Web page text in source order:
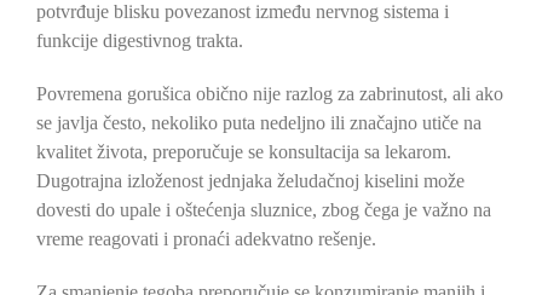
potvrđuje blisku povezanost između nervnog sistema i
funkcije digestivnog trakta.
Povremena gorušica obično nije razlog za zabrinutost, ali ako
se javlja često, nekoliko puta nedeljno ili značajno utiče na
kvalitet života, preporučuje se konsultacija sa lekarom.
Dugotrajna izloženost jednjaka želudačnoj kiselini može
dovesti do upale i oštećenja sluznice, zbog čega je važno na
vreme reagovati i pronaći adekvatno rešenje.